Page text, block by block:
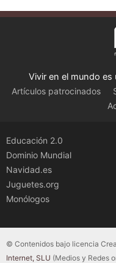
Vivir en el mundo es
Artículos patrocinados
Educación 2.0
Dominio Mundial
Navidad.es
Juguetes.org
Monólogos
© Contenidos bajo licencia
Internet, SLU (Medios y Redes